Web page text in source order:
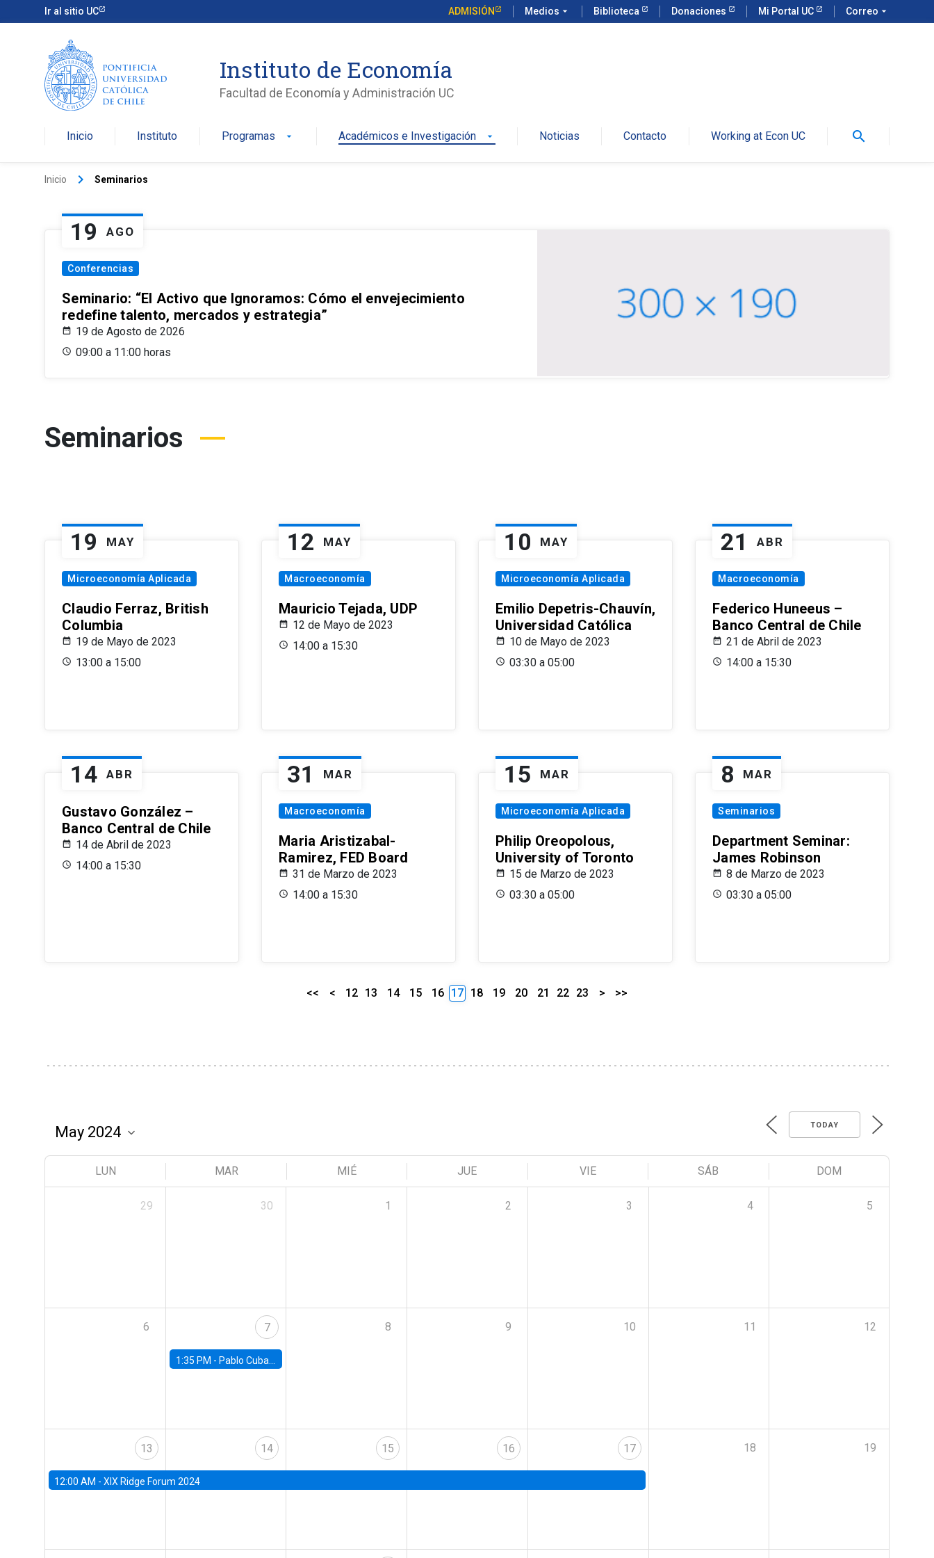
Ir al sitio UC ADMISIÓN Medios arrow_drop_down Biblioteca Donaciones Mi Portal UC Correo arrow_drop_down
Instituto de Economía
Facultad de Economía y Administración UC
Inicio Instituto Programas arrow_drop_down Académicos e Investigación arrow_drop_down Noticias Contacto Working at Econ UC search
Inicio keyboard_arrow_right Seminarios
19 AGO
Conferencias
Seminario: “El Activo que Ignoramos: Cómo el envejecimiento
redefine talento, mercados y estrategia”
19 de Agosto de 2026
09:00 a 11:00 horas
Seminarios
19 MAY
Microeconomía Aplicada
Claudio Ferraz, British
Columbia
19 de Mayo de 2023
13:00 a 15:00
12 MAY
Macroeconomía
Mauricio Tejada, UDP
12 de Mayo de 2023
14:00 a 15:30
10 MAY
Microeconomía Aplicada
Emilio Depetris-Chauvín,
Universidad Católica
10 de Mayo de 2023
03:30 a 05:00
21 ABR
Macroeconomía
Federico Huneeus –
Banco Central de Chile
21 de Abril de 2023
14:00 a 15:30
14 ABR
Gustavo González –
Banco Central de Chile
14 de Abril de 2023
14:00 a 15:30
31 MAR
Macroeconomía
Maria Aristizabal-
Ramirez, FED Board
31 de Marzo de 2023
14:00 a 15:30
15 MAR
Microeconomía Aplicada
Philip Oreopolous,
University of Toronto
15 de Marzo de 2023
03:30 a 05:00
8 MAR
Seminarios
Department Seminar:
James Robinson
8 de Marzo de 2023
03:30 a 05:00
<< < 12 13 14 15 16 17 18 19 20 21 22 23 > >>
TODAY
LUN MAR MIÉ JUE VIE SÁB DOM
29 30 1 2 3 4 5
6 7
1:35 PM - Pablo Cuba, FED Board
8 9 10 11 12
13
12:00 AM - XIX Ridge Forum 2024
14 15 16 17 18 19